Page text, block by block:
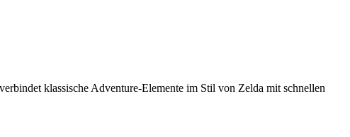
klassische Adventure-Elemente im Stil von Zelda mit schnellen